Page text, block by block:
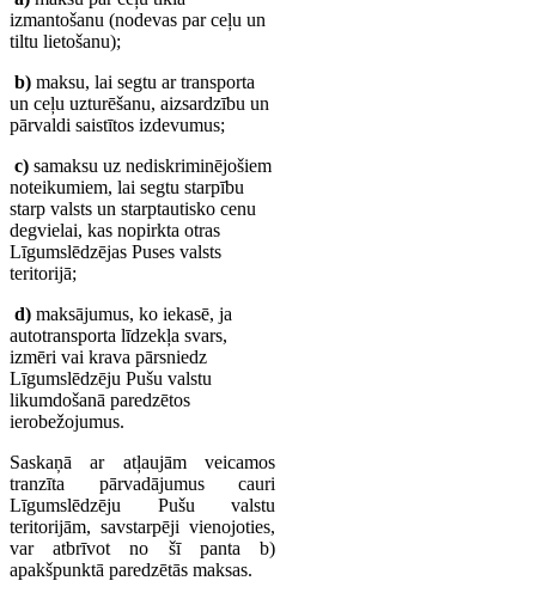
izmantošanu (nodevas par ceļu un
tiltu lietošanu);
b) maksu, lai segtu ar transporta
un ceļu uzturēšanu, aizsardzību un
pārvaldi saistītos izdevumus;
c) samaksu uz nediskriminējošiem
noteikumiem, lai segtu starpību
starp valsts un starptautisko cenu
degvielai, kas nopirkta otras
Līgumslēdzējas Puses valsts
teritorijā;
d) maksājumus, ko iekasē, ja
autotransporta līdzekļa svars,
izmēri vai krava pārsniedz
Līgumslēdzēju Pušu valstu
likumdošanā paredzētos
ierobežojumus.
Saskaņā ar atļaujām veicamos
tranzīta pārvadājumus cauri
Līgumslēdzēju Pušu valstu
teritorijām, savstarpēji vienojoties,
var atbrīvot no šī panta b)
apakšpunktā paredzētās maksas.